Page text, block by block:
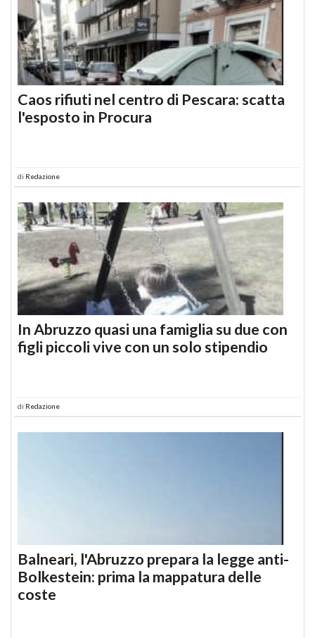
Caos rifiuti nel centro di Pescara: scatta
l'esposto in Procura
di Redazione
In Abruzzo quasi una famiglia su due con
figli piccoli vive con un solo stipendio
di Redazione
Balneari, l'Abruzzo prepara la legge anti-
Bolkestein: prima la mappatura delle
coste